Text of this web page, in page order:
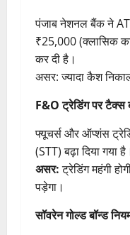
पंजाब नेशनल बैंक ने
₹25,000 (क्लासिक
कर दी है।
असर: ज्यादा कैश
F&O ट्रेडिंग पर टैक्स
फ्यूचर्स और ऑप्शंस
(STT) बढ़ा दिया गया है।
असर:ट्रेडिंग महंगी
पड़ेगा।
सॉवरेन गोल्ड बॉन्ड